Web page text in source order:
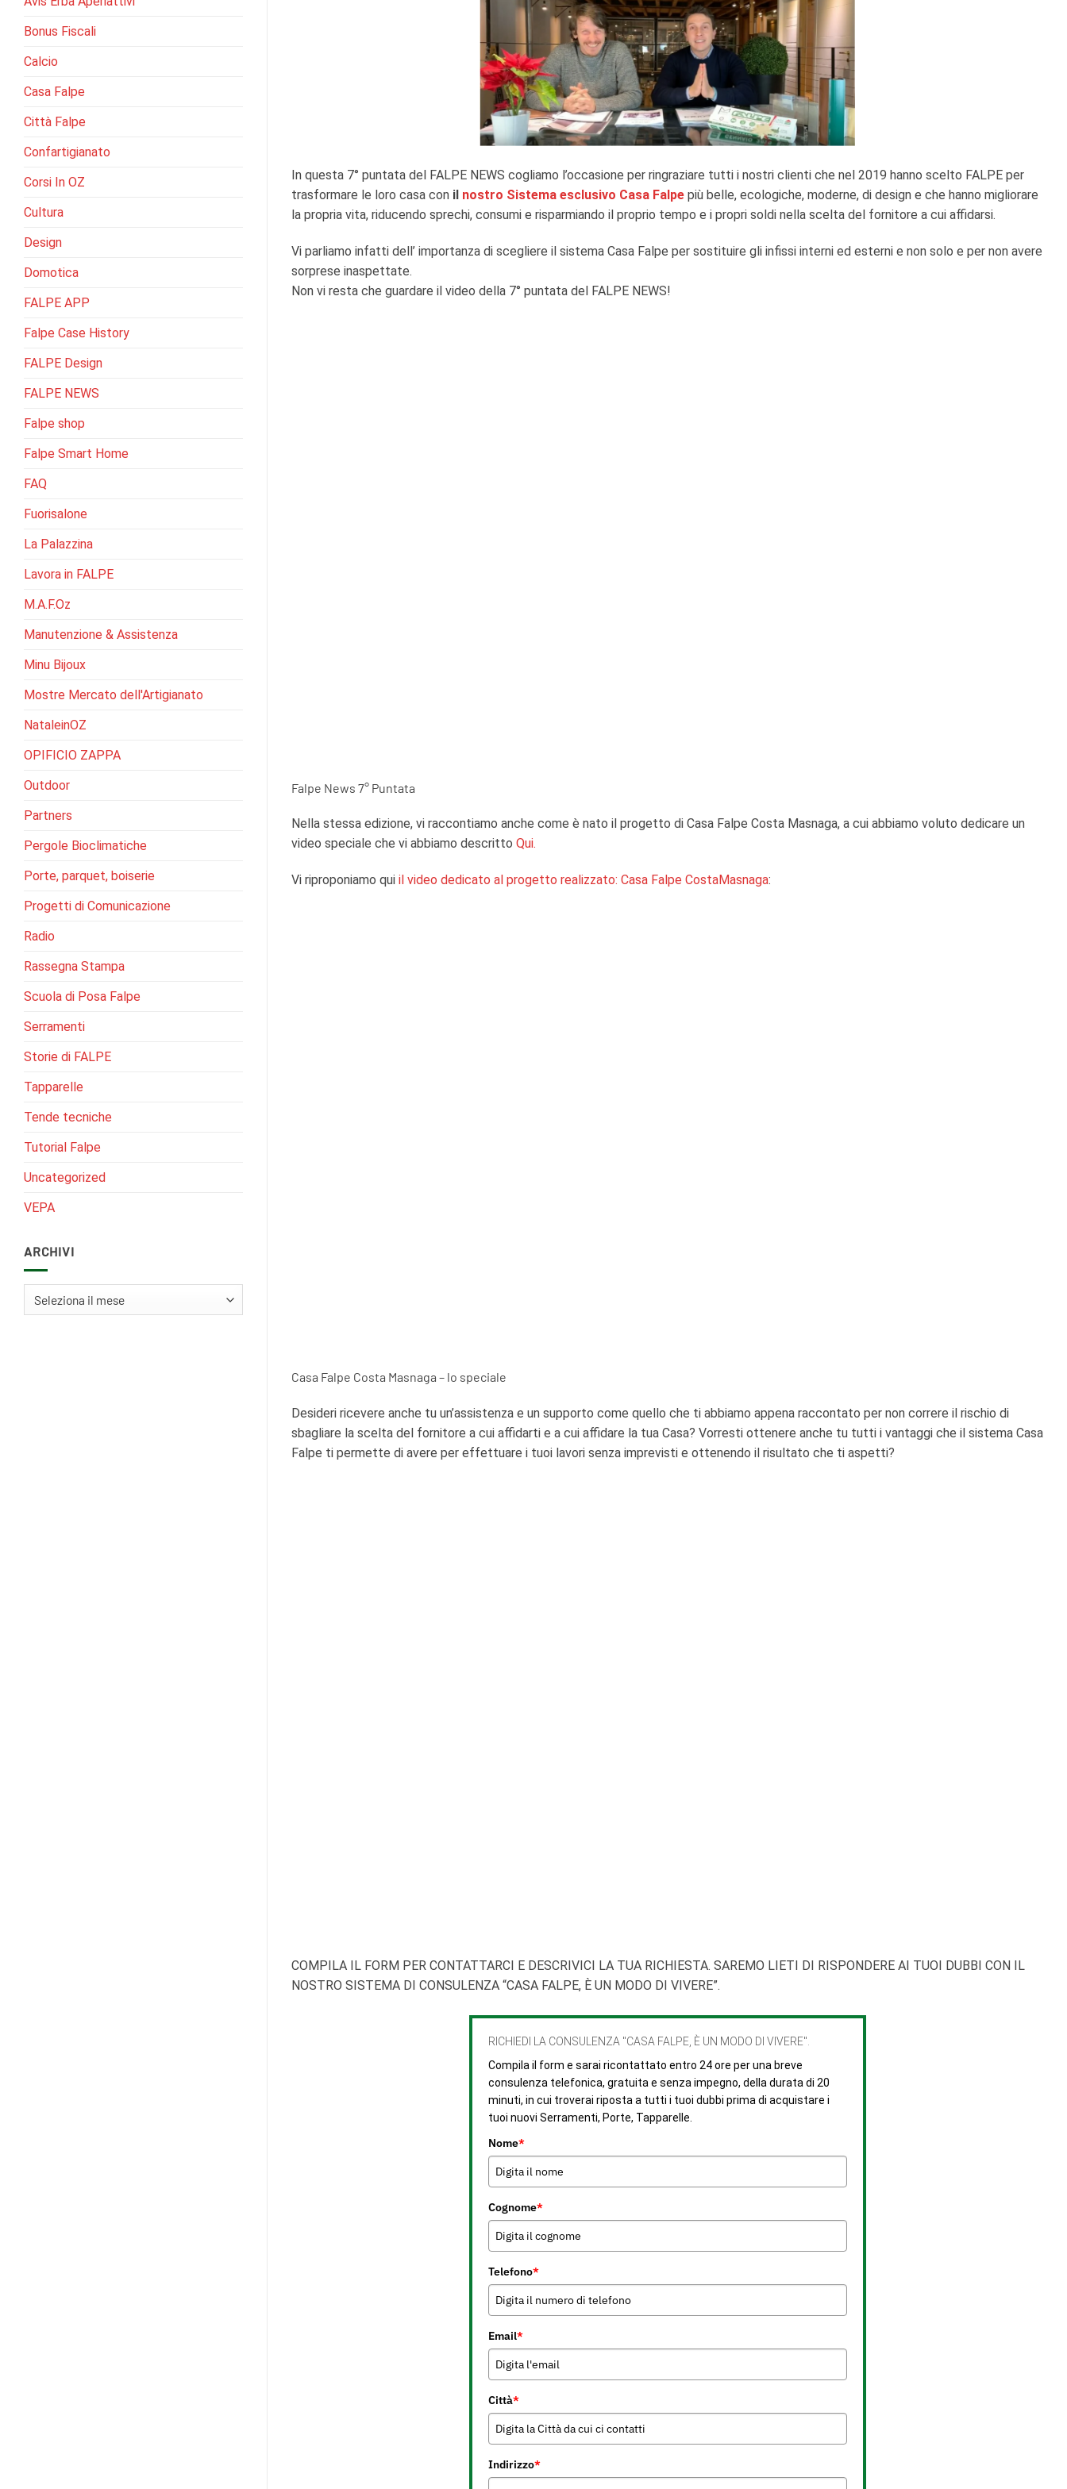
Bonus Fiscali
Calcio
Casa Falpe
Città Falpe
Confartigianato
Corsi In OZ
Cultura
Design
Domotica
FALPE APP
Falpe Case History
FALPE Design
FALPE NEWS
Falpe shop
Falpe Smart Home
FAQ
Fuorisalone
La Palazzina
Lavora in FALPE
M.A.F.Oz
Manutenzione & Assistenza
Minu Bijoux
Mostre Mercato dell'Artigianato
NataleinOZ
OPIFICIO ZAPPA
Outdoor
Partners
Pergole Bioclimatiche
Porte, parquet, boiserie
Progetti di Comunicazione
Radio
Rassegna Stampa
Scuola di Posa Falpe
Serramenti
Storie di FALPE
Tapparelle
Tende tecniche
Tutorial Falpe
Uncategorized
VEPA
ARCHIVI
In questa 7° puntata del FALPE NEWS cogliamo l’occasione per ringraziare tutti i nostri clienti che nel 2019 hanno scelto FALPE per
trasformare le loro casa con il nostro Sistema esclusivo Casa Falpe più belle, ecologiche, moderne, di design e che hanno migliorare
la propria vita, riducendo sprechi, consumi e risparmiando il proprio tempo e i propri soldi nella scelta del fornitore a cui affidarsi.
Vi parliamo infatti dell’ importanza di scegliere il sistema Casa Falpe per sostituire gli infissi interni ed esterni e non solo e per non avere
sorprese inaspettate.
Non vi resta che guardare il video della 7° puntata del FALPE NEWS!
Falpe News 7° Puntata
Nella stessa edizione, vi raccontiamo anche come è nato il progetto di Casa Falpe Costa Masnaga, a cui abbiamo voluto dedicare un
video speciale che vi abbiamo descritto Qui.
Vi riproponiamo qui il video dedicato al progetto realizzato: Casa Falpe CostaMasnaga:
Casa Falpe Costa Masnaga – lo speciale
Desideri ricevere anche tu un’assistenza e un supporto come quello che ti abbiamo appena raccontato per non correre il rischio di
sbagliare la scelta del fornitore a cui affidarti e a cui affidare la tua Casa? Vorresti ottenere anche tu tutti i vantaggi che il sistema Casa
Falpe ti permette di avere per effettuare i tuoi lavori senza imprevisti e ottenendo il risultato che ti aspetti?
COMPILA IL FORM PER CONTATTARCI E DESCRIVICI LA TUA RICHIESTA. SAREMO LIETI DI RISPONDERE AI TUOI DUBBI CON IL
NOSTRO SISTEMA DI CONSULENZA “CASA FALPE, È UN MODO DI VIVERE”.
RICHIEDI LA CONSULENZA "CASA FALPE, È UN MODO DI VIVERE".
Compila il form e sarai ricontattato entro 24 ore per una breve
consulenza telefonica, gratuita e senza impegno, della durata di 20
minuti, in cui troverai riposta a tutti i tuoi dubbi prima di acquistare i
tuoi nuovi Serramenti, Porte, Tapparelle.
Nome*
Cognome*
Telefono*
Email*
Città*
Indirizzo*